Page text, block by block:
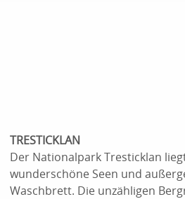
TRESTICKLAN
Der Nationalpark Tresticklan
wunderschöne Seen und
Waschbrett. Die unzähligen